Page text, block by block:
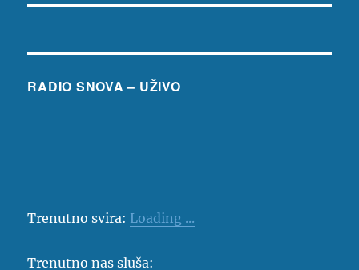
RADIO SNOVA – UŽIVO
Trenutno svira: Loading ...
Trenutno nas sluša: